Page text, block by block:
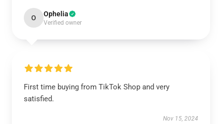
O Ophelia
Verified owner
First time buying from TikTok Shop and very
satisfied.
Nov 15, 2024